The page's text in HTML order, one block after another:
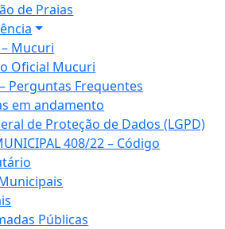
de Praias
Mucuri
Oficial Mucuri
Perguntas Frequentes
em andamento
de Proteção de Dados (LGPD)
408/22 – Código
Públicas